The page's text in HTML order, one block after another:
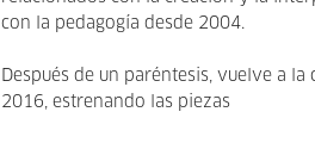
con la pedagogía desde 2004.
Después de un paréntesis, vuelve a la
2016, estrenando las piezas